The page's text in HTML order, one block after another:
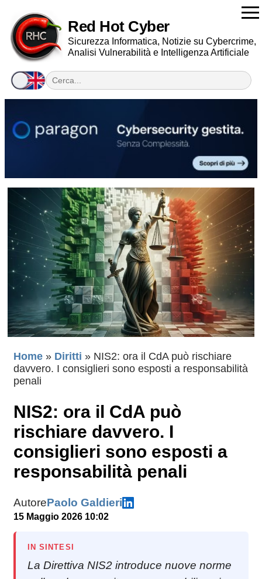
Red Hot Cyber
Sicurezza Informatica, Notizie su Cybercrime,
Analisi Vulnerabilità e Intelligenza Artificiale
Home » Diritti » NIS2: ora il CdA può rischiare
davvero. I consiglieri sono esposti a responsabilità
penali
NIS2: ora il CdA può
rischiare davvero. I
consiglieri sono esposti a
responsabilità penali
AutorePaolo Galdieri
15 Maggio 2026 10:02
IN SINTESI
La Direttiva NIS2 introduce nuove norme